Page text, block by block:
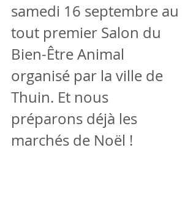
samedi 16 septembre au
tout premier Salon du
Bien-Être Animal
organisé par la ville de
Thuin. Et nous
préparons déjà les
marchés de Noël !